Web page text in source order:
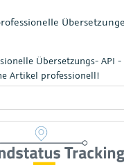
Übersetzungs- API
Artikel professionell!